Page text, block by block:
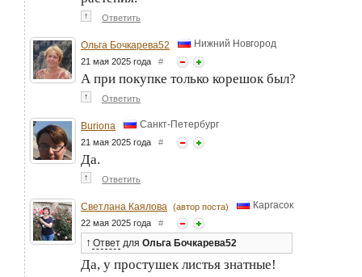
↑ Ответить
Ольга Бочкарева52 Нижний Новгород
21 мая 2025 года #
А при покупке только корешок был?
↑ Ответить
Buriona Санкт-Петербург
21 мая 2025 года #
Да.
↑ Ответить
Светлана Каялова (автор поста) Каргасок
22 мая 2025 года #
↑ Ответ для Ольга Бочкарева52
Да, у простушек листья знатные!